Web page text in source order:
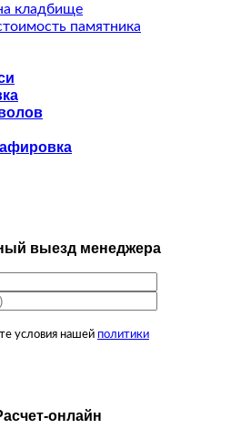
кладбище
памятника
выезд менеджера
условия нашей политики
онлайн